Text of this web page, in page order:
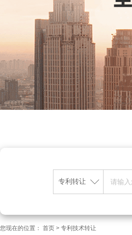
专利转让
您现在的位置： 首页 > 专利技术转让